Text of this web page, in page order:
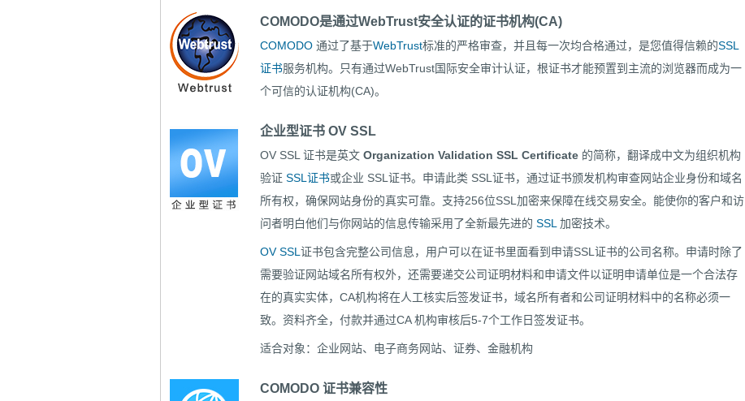
COMODO是通过WebTrust安全认证的证书机构(CA)
COMODO 通过了基于WebTrust标准的严格审查，并且每一次均合格通过，是您值得信赖的SSL
证书服务机构。只有通过WebTrust国际安全审计认证，根证书才能预置到主流的浏览器而成为一
个可信的认证机构(CA)。
企业型证书 OV SSL
OV SSL 证书是英文 Organization Validation SSL Certificate 的简称，翻译成中文为组织机构
验证 SSL证书或企业 SSL证书。申请此类 SSL证书，通过证书颁发机构审查网站企业身份和域名
所有权，确保网站身份的真实可靠。支持256位SSL加密来保障在线交易安全。能使你的客户和访
问者明白他们与你网站的信息传输采用了全新最先进的 SSL加密技术。
OV SSL证书包含完整公司信息，用户可以在证书里面看到申请SSL证书的公司名称。申请时除了
需要验证网站域名所有权外，还需要递交公司证明材料和申请文件以证明申请单位是一个合法存
在的真实实体，CA机构将在人工核实后签发证书，域名所有者和公司证明材料中的名称必须一
致。资料齐全，付款并通过CA 机构审核后5-7个工作日签发证书。
适合对象：企业网站、电子商务网站、证券、金融机构
COMODO 证书兼容性